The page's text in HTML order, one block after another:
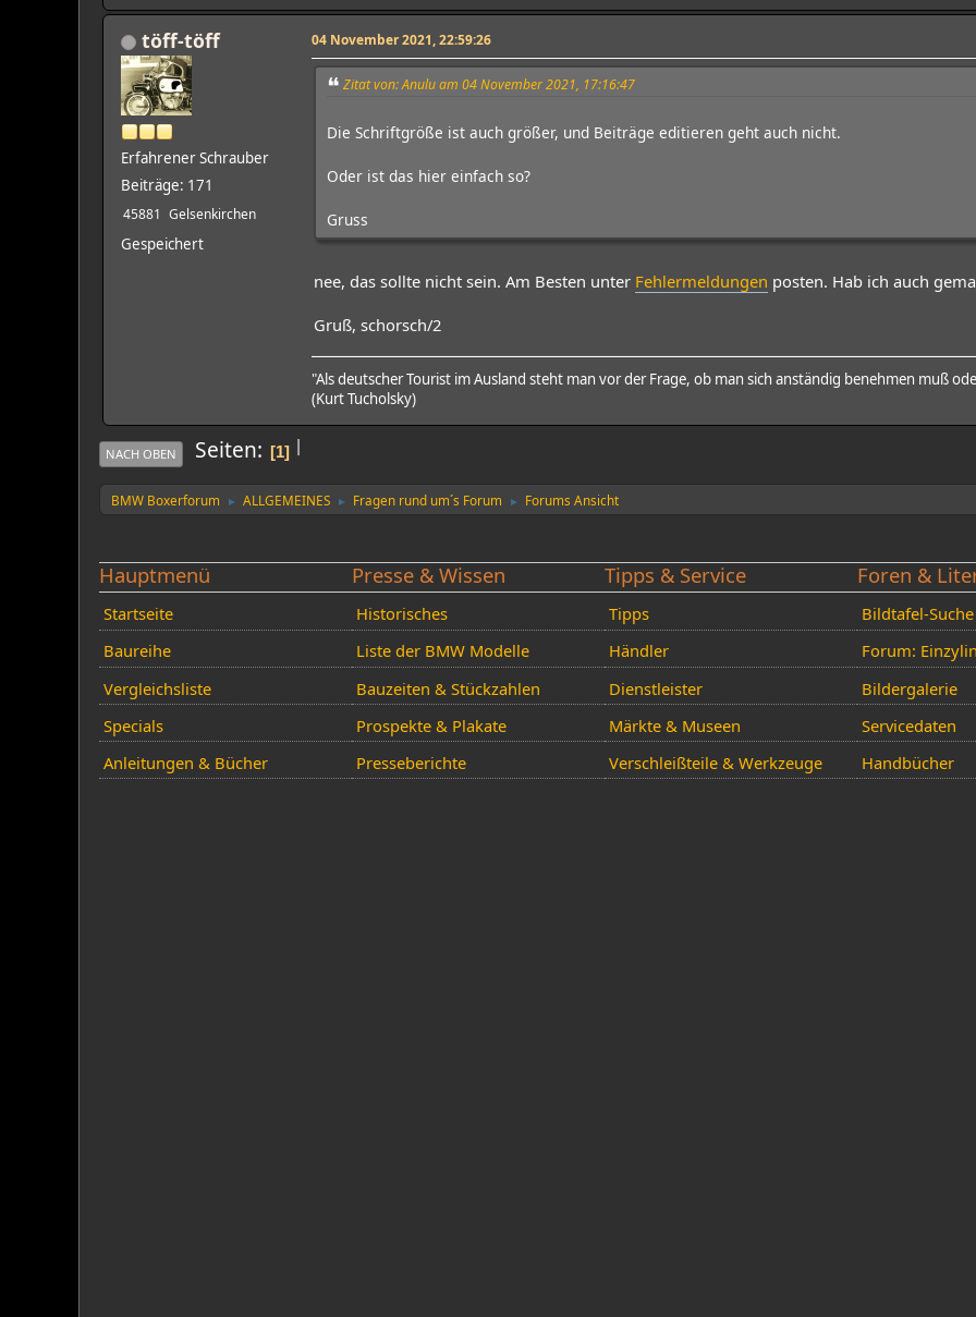
töff-töff
Erfahrener Schrauber
Beiträge: 171
45881 Gelsenkirchen
Gespeichert
04 November 2021, 22:59:26
Zitat von: Anulu am 04 November 2021, 17:16:47
Die Schriftgröße ist auch größer, und Beiträge editieren geht auch nicht.
Oder ist das hier einfach so?
Gruss
nee, das sollte nicht sein. Am Besten unter Fehlermeldungen posten. Hab ich auch
Gruß, schorsch/2
"Als deutscher Tourist im Ausland steht man vor der Frage, ob man sich anständig benehmen muß
(Kurt Tucholsky)
|
NACH OBEN Seiten 1
BMW Boxerforum ► ALLGEMEINES ► Fragen rund um´s Forum ► Forums Ansicht
Hauptmenü
Startseite
Baureihe
Vergleichsliste
Specials
Anleitungen & Bücher
Presse & Wissen
Historisches
Liste der BMW Modelle
Bauzeiten & Stückzahlen
Prospekte & Plakate
Presseberichte
Tipps & Service
Tipps
Händler
Dienstleister
Märkte & Museen
Verschleißteile & Werkzeuge
Foren &
Bildtafel-Suche
Forum:
Bildergalerie
Servicedaten
Handbücher